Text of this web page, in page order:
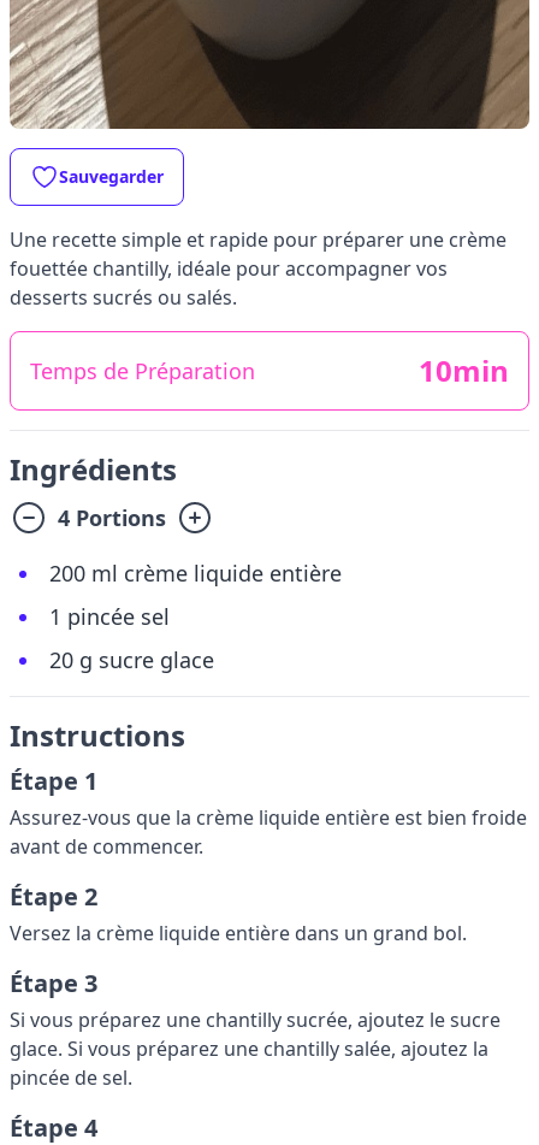
Sauvegarder
Une recette simple et rapide pour préparer une crème
fouettée chantilly, idéale pour accompagner vos
desserts sucrés ou salés.
Temps de Préparation 10min
Ingrédients
4 Portions
200 ml crème liquide entière
1 pincée sel
20 g sucre glace
Instructions
Étape 1
Assurez-vous que la crème liquide entière est bien froide
avant de commencer.
Étape 2
Versez la crème liquide entière dans un grand bol.
Étape 3
Si vous préparez une chantilly sucrée, ajoutez le sucre
glace. Si vous préparez une chantilly salée, ajoutez la
pincée de sel.
Étape 4